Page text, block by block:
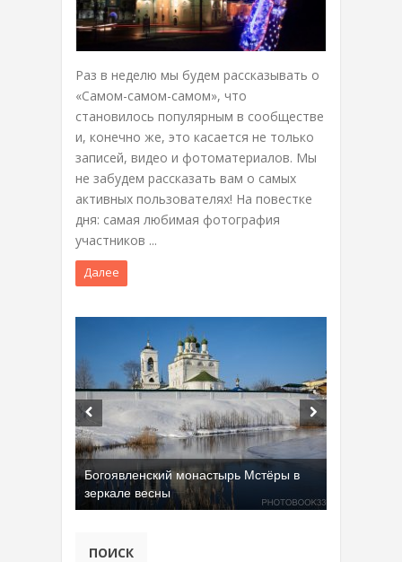
Раз в неделю мы будем рассказывать о
«Самом-самом-самом», что
становилось популярным в сообществе
и, конечно же, это касается не только
записей, видео и фотоматериалов. Мы
не забудем рассказать вам о самых
активных пользователях! На повестке
дня: самая любимая фотография
участников ...
Далее
Богоявленский монастырь Мстёры в
зеркале весны
ПОИСК